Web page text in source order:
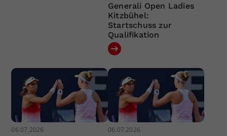
Generali Open Ladies
Kitzbühel:
Startschuss zur
Qualifikation
06.07.2026 06.07.2026